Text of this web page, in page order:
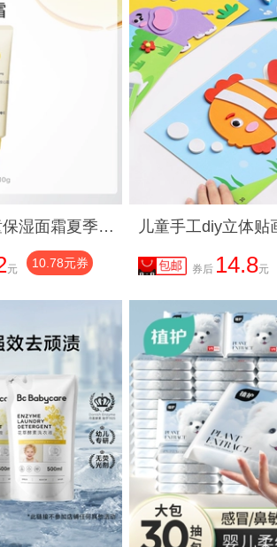
newpage一页儿童保湿面霜夏季安心霜10g沁爽保湿水润官方正品保证
元 10.78元券 券后 14.8元